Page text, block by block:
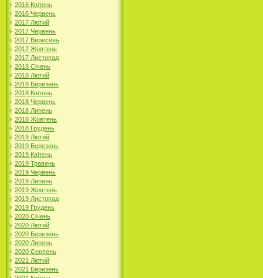
2016 Квітень
2016 Червень
2017 Лютий
2017 Червень
2017 Вересень
2017 Жовтень
2017 Листопад
2018 Січень
2018 Лютий
2018 Березень
2018 Квітень
2018 Червень
2018 Липень
2018 Жовтень
2018 Грудень
2019 Лютий
2019 Березень
2019 Квітень
2019 Травень
2019 Червень
2019 Липень
2019 Жовтень
2019 Листопад
2019 Грудень
2020 Січень
2020 Лютий
2020 Березень
2020 Липень
2020 Серпень
2021 Лютий
2021 Березень